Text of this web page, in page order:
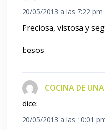
20/05/2013 a las 7:22 pm
Preciosa, vistosa y
besos
COCINA DE
dice:
20/05/2013 a las 10:01